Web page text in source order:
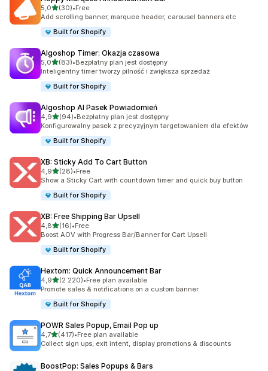
5,0na 5 gwiazdek
(30)
Łączna liczba recenzji: 30
•Free
Add scrolling banner, marquee header, carousel banners etc
Built for Shopify
Algoshop Timer: Okazja czasowa
5,0na 5 gwiazdek
(83)
Łączna liczba recenzji: 83
•Bezpłatny plan jest dostępny
Inteligentny timer tworzy pilność i zwiększa sprzedaż
Built for Shopify
Algoshop AI Pasek Powiadomień
4,9na 5 gwiazdek
(94)
Łączna liczba recenzji: 94
•Bezpłatny plan jest dostępny
Konfigurowalny pasek z precyzyjnym targetowaniem dla efektów
Built for Shopify
XB: Sticky Add To Cart Button
4,9na 5 gwiazdek
(28)
Łączna liczba recenzji: 28
•Free
Show a Sticky Cart with countdown timer and quick buy button
Built for Shopify
XB: Free Shipping Bar Upsell
4,8na 5 gwiazdek
(16)
Łączna liczba recenzji: 16
•Free
Boost AOV with Progress Bar/Banner for Cart Upsell
Built for Shopify
Hextom: Quick Announcement Bar
4,9na 5 gwiazdek
(2 220)
Łączna liczba recenzji: 2220
•Free plan available
Promote sales & notifications on a custom banner
Built for Shopify
POWR Sales Popup, Email Pop up
4,7na 5 gwiazdek
(417)
Łączna liczba recenzji: 417
•Free plan available
Collect sign ups, exit intent, display promotions & discounts
BoostPop: Sales Popups & Bars